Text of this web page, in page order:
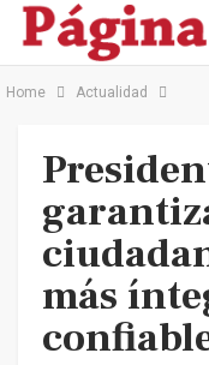
Home Actualidad
más